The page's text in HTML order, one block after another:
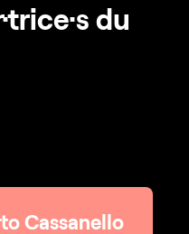
du
Cassanello